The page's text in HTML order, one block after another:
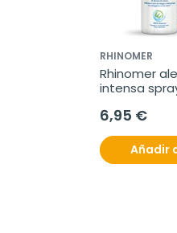
RHINOMER
Rhinomer
intensa
6,95 €
Añadir